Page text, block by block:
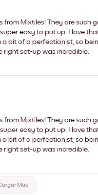
from Mixtiles! They are such
easy to put up. I love
bit of a perfectionist, so
right set-up was incredible.
from Mixtiles! They are such
easy to put up. I love
bit of a perfectionist, so
right set-up was incredible.
Más